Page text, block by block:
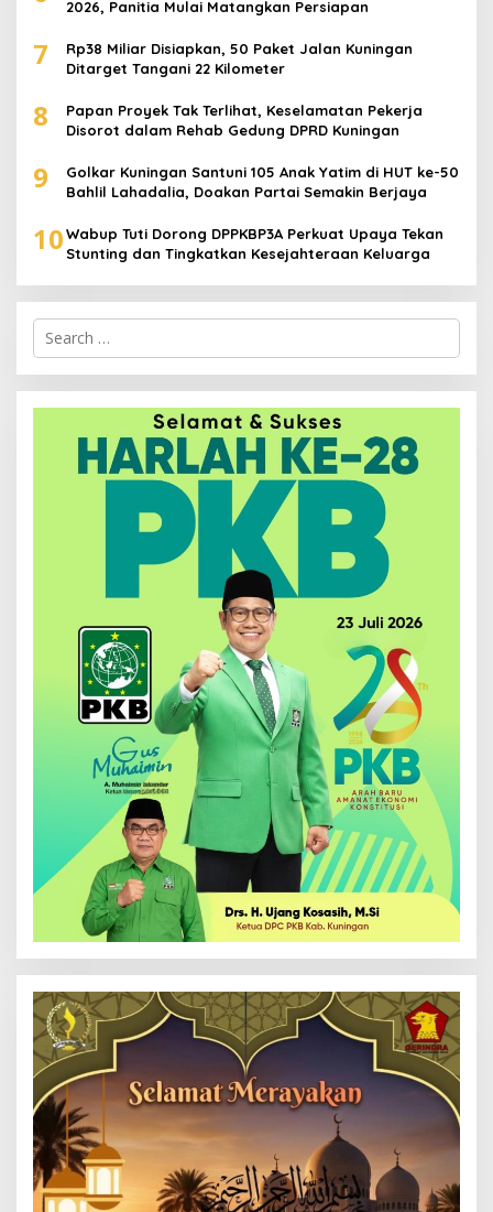
2026, Panitia Mulai Matangkan Persiapan
7
Rp38 Miliar Disiapkan, 50 Paket Jalan Kuningan
Ditarget Tangani 22 Kilometer
8
Papan Proyek Tak Terlihat, Keselamatan Pekerja
Disorot dalam Rehab Gedung DPRD Kuningan
9
Golkar Kuningan Santuni 105 Anak Yatim di HUT ke-50
Bahlil Lahadalia, Doakan Partai Semakin Berjaya
10Wabup Tuti Dorong DPPKBP3A Perkuat Upaya Tekan
Stunting dan Tingkatkan Kesejahteraan Keluarga
Search
for: